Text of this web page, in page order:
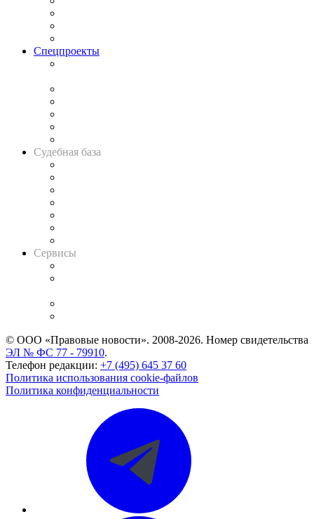
Спецпроекты
Судебная база
Сервисы
© ООО «Правовые новости». 2008-2026. Номер свидетельства
ЭЛ № ФС 77 - 79910.
Телефон редакции: +7 (495) 645 37 60
Политика использования cookie-файлов
Политика конфиденциальности